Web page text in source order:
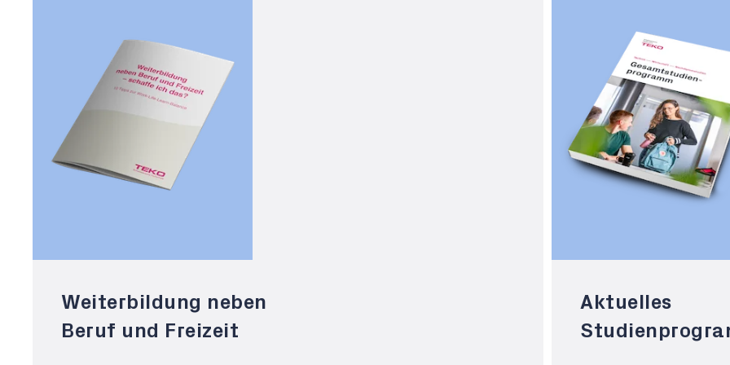
Weiterbildung neben
Beruf und Freizeit
Aktuelles